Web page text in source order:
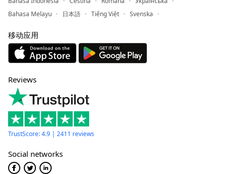
Bahasa Melayu
日本語 Tiếng Việt Svenska
移动应用
Reviews
TrustScore: 4.9 | 2411 reviews
Social networks